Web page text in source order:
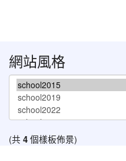
網站風格
(共 4個樣板佈景)